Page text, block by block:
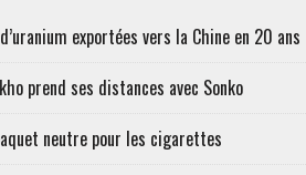
exportées vers la Chine en 20 ans
prend ses distances avec Sonko
neutre pour les cigarettes